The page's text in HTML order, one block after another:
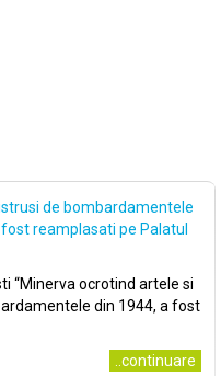
de bombardamentele
reamplasati pe Palatul
“Minerva ocrotind artele si
din 1944, a fost
..continuare